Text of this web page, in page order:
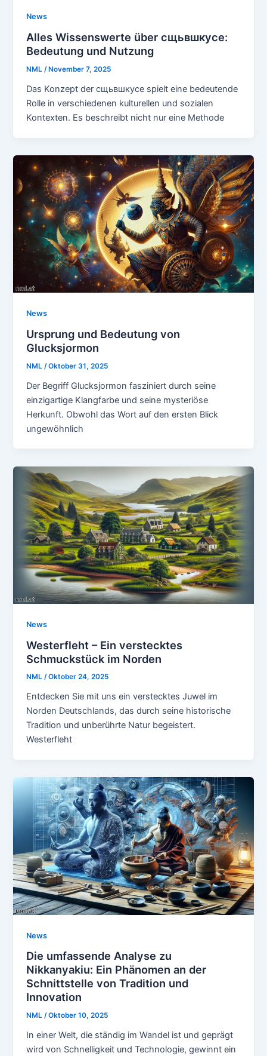
News
Alles Wissenswerte über сщьвшкусе:
Bedeutung und Nutzung
NML/November 7, 2025
Das Konzept der сщьвшкусе spielt eine bedeutende
Rolle in verschiedenen kulturellen und sozialen
Kontexten. Es beschreibt nicht nur eine Methode
News
Ursprung und Bedeutung von
Glucksjormon
NML /Oktober 31, 2025
Der Begriff Glucksjormon fasziniert durch seine
einzigartige Klangfarbe und seine mysteriöse
Herkunft. Obwohl das Wort auf den ersten Blick
ungewöhnlich
News
Westerfleht – Ein verstecktes
Schmuckstück im Norden
NML/Oktober 24, 2025
Entdecken Sie mit uns ein verstecktes Juwel im
Norden Deutschlands, das durch seine historische
Tradition und unberührte Natur begeistert.
Westerfleht
News
Die umfassende Analyse zu
Nikkanyakiu: Ein Phänomen an der
Schnittstelle von Tradition und
Innovation
NML/Oktober 10, 2025
In einer Welt, die ständig im Wandel ist und geprägt
wird von Schnelligkeit und Technologie, gewinnt ein